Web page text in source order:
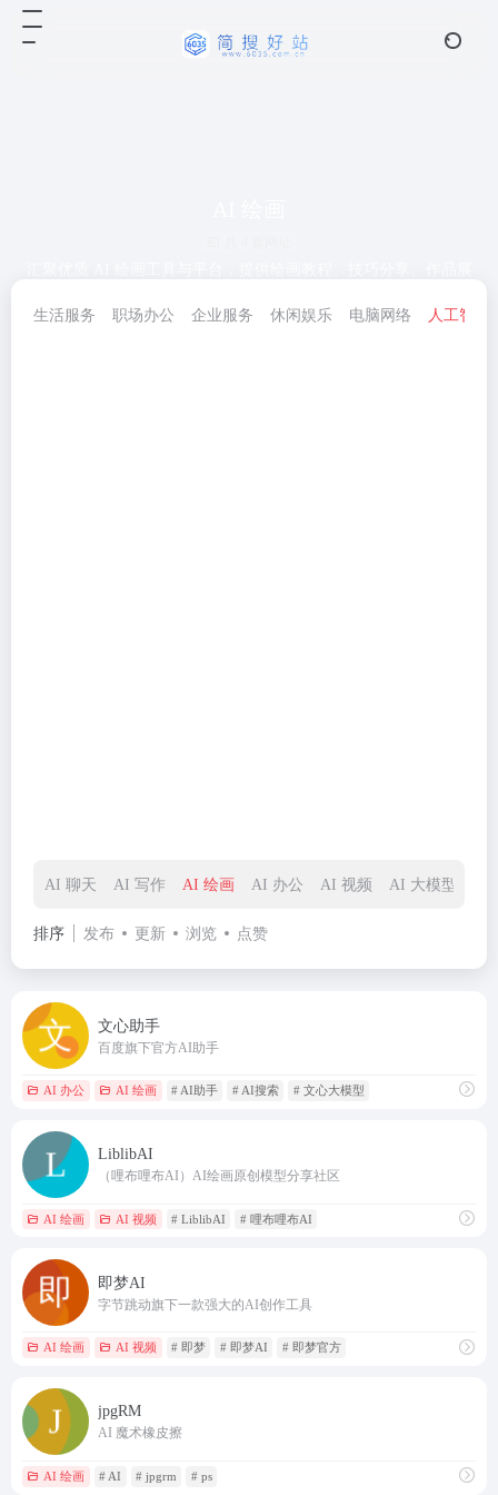
生活服务
职场办公 企业服务 休闲娱乐 电脑网络 人工智能
AI 聊天 AI 写作 AI 绘画 AI 办公 AI 视频 AI 大模型
排序 发布 更新 浏览 点赞
文心助手
百度旗下官方AI助手
AI 办公 AI 绘画 # AI助手 # AI搜索 # 文心大模型
LiblibAI
（哩布哩布AI）AI绘画原创模型分享社区
AI 绘画 AI 视频 # LiblibAI # 哩布哩布AI
即梦AI
字节跳动旗下一款强大的AI创作工具
AI 绘画 AI 视频 # 即梦 # 即梦AI # 即梦官方
jpgRM
AI 魔术橡皮擦
AI 绘画 # AI # jpgrm # ps